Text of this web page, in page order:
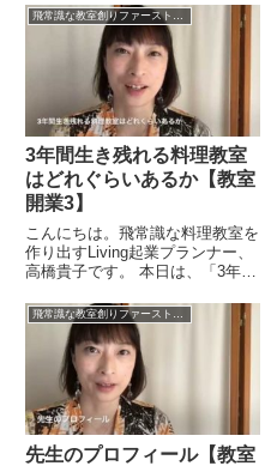
うことについてお話をしたいと思
います。開業をするうえで最初に
考えるべきこととは？「これが必
要なんじゃないか」 「あ...
飛常識な教室創りファーストステップ31プログラム
3年間生き残れる料理教室
はどれぐらいあるか【教室
開業3】
こんにちは。飛常識な料理教室を
作り出すLiving起業プランナー、
高橋貴子です。 本日は、「3年間
あるか」というお話をしたいと思
います。統計によると、起業し
て、3年以上きちんと運営ができ
るところは5%以下だそう...
飛常識な教室創りファーストステップ31プログラム
先生のプロフィール【教室